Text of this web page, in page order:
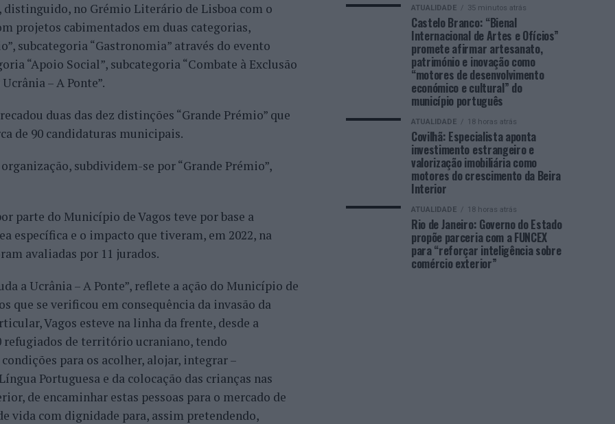
no Grémio Literário de Lisboa com o
projetos cabimentados em duas categorias,
subcategoria “Gastronomia” através do evento
“Apoio Social”, subcategoria “Combate à Exclusão
– A Ponte”.
duas das dez distinções “Grande Prémio” que
de 90 candidaturas municipais.
subdividem-se por “Grande Prémio”,
parte do Município de Vagos teve por base a
específica e o impacto que tiveram, em 2022, na
avaliadas por 11 jurados.
a Ucrânia – A Ponte”, reflete a ação do Município de
que se verificou em consequência da invasão da
Vagos esteve na linha da frente, desde a
refugiados de território ucraniano, tendo
para os acolher, alojar, integrar –
Portuguesa e da colocação das crianças nas
de encaminhar estas pessoas para o mercado de
vida com dignidade para, assim pretendendo,
ATUALIDADE 35 minutos atrás
Castelo Branco: “Bienal
Internacional de Artes e Ofícios”
promete afirmar artesanato,
património e inovação como
“motores de desenvolvimento
económico e cultural” do
município português
ATUALIDADE 18 horas atrás
Covilhã: Especialista aponta
investimento estrangeiro e
valorização imobiliária como
motores do crescimento da Beira
Interior
ATUALIDADE 18 horas atrás
Rio de Janeiro: Governo do Estado
propõe parceria com a FUNCEX
para “reforçar inteligência sobre
comércio exterior”